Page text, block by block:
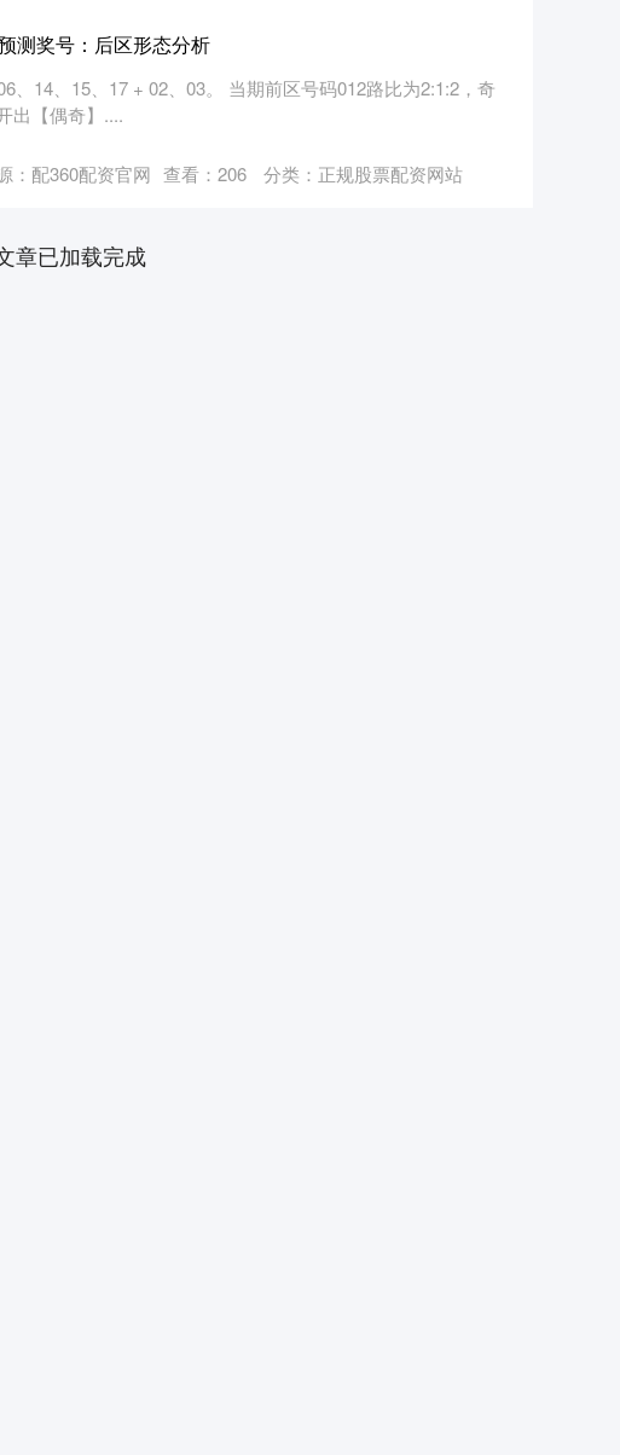
测奖号：后区形态分析
、14、15、17 + 02、03。 当期前区号码012路比为2:1:2，奇
出【偶奇】....
：配360配资官网 查看： 206 分类： 正规股票配资网站
章已加载完成